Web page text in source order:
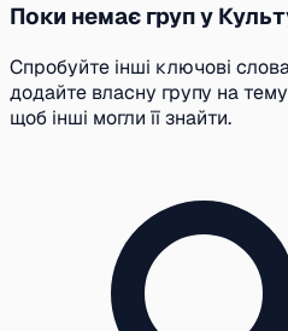
Поки немає груп у
Спробуйте інші ключові
додайте власну групу на тему
щоб інші могли її знайти.